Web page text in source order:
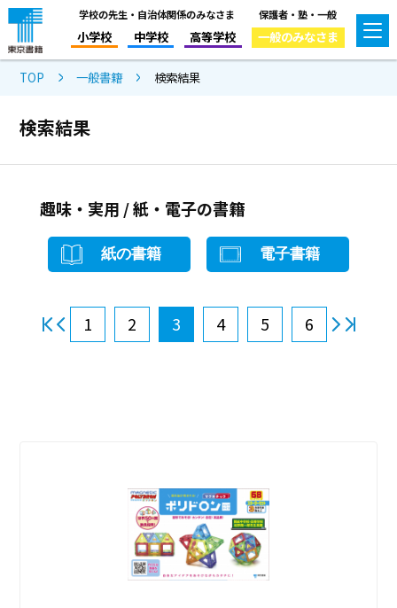
学校の先生・自治体関係のみなさま
小学校 中学校 高等学校
保護者・塾・一般
一般のみなさま
TOP 一般書籍 検索結果
検索結果
趣味・実用 / 紙・電子の書籍
紙の書籍 電子書籍
1 2 3 4 5 6